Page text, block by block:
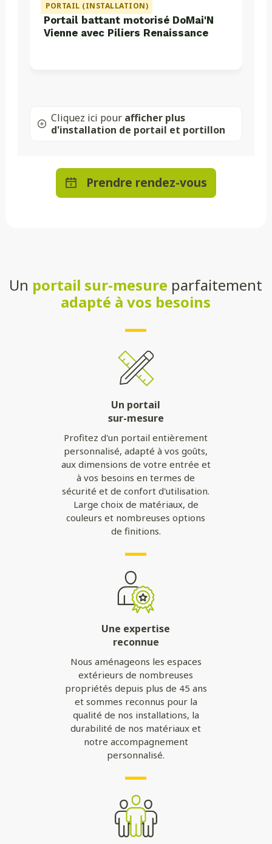
PORTAIL (INSTALLATION)
Portail battant motorisé DoMai'N
Vienne avec Piliers Renaissance
Cliquez ici pour afficher plus
d'installation de portail et portillon
Prendre rendez-vous
Un portail sur-mesure parfaitement
adapté à vos besoins
Un portail
sur-mesure
Profitez d'un portail entièrement
personnalisé, adapté à vos goûts,
aux dimensions de votre entrée et
à vos besoins en termes de
sécurité et de confort d'utilisation.
Large choix de matériaux, de
couleurs et nombreuses options
de finitions.
Une expertise
reconnue
Nous aménageons les espaces
extérieurs de nombreuses
propriétés depuis plus de 45 ans
et sommes reconnus pour la
qualité de nos installations, la
durabilité de nos matériaux et
notre accompagnement
personnalisé.